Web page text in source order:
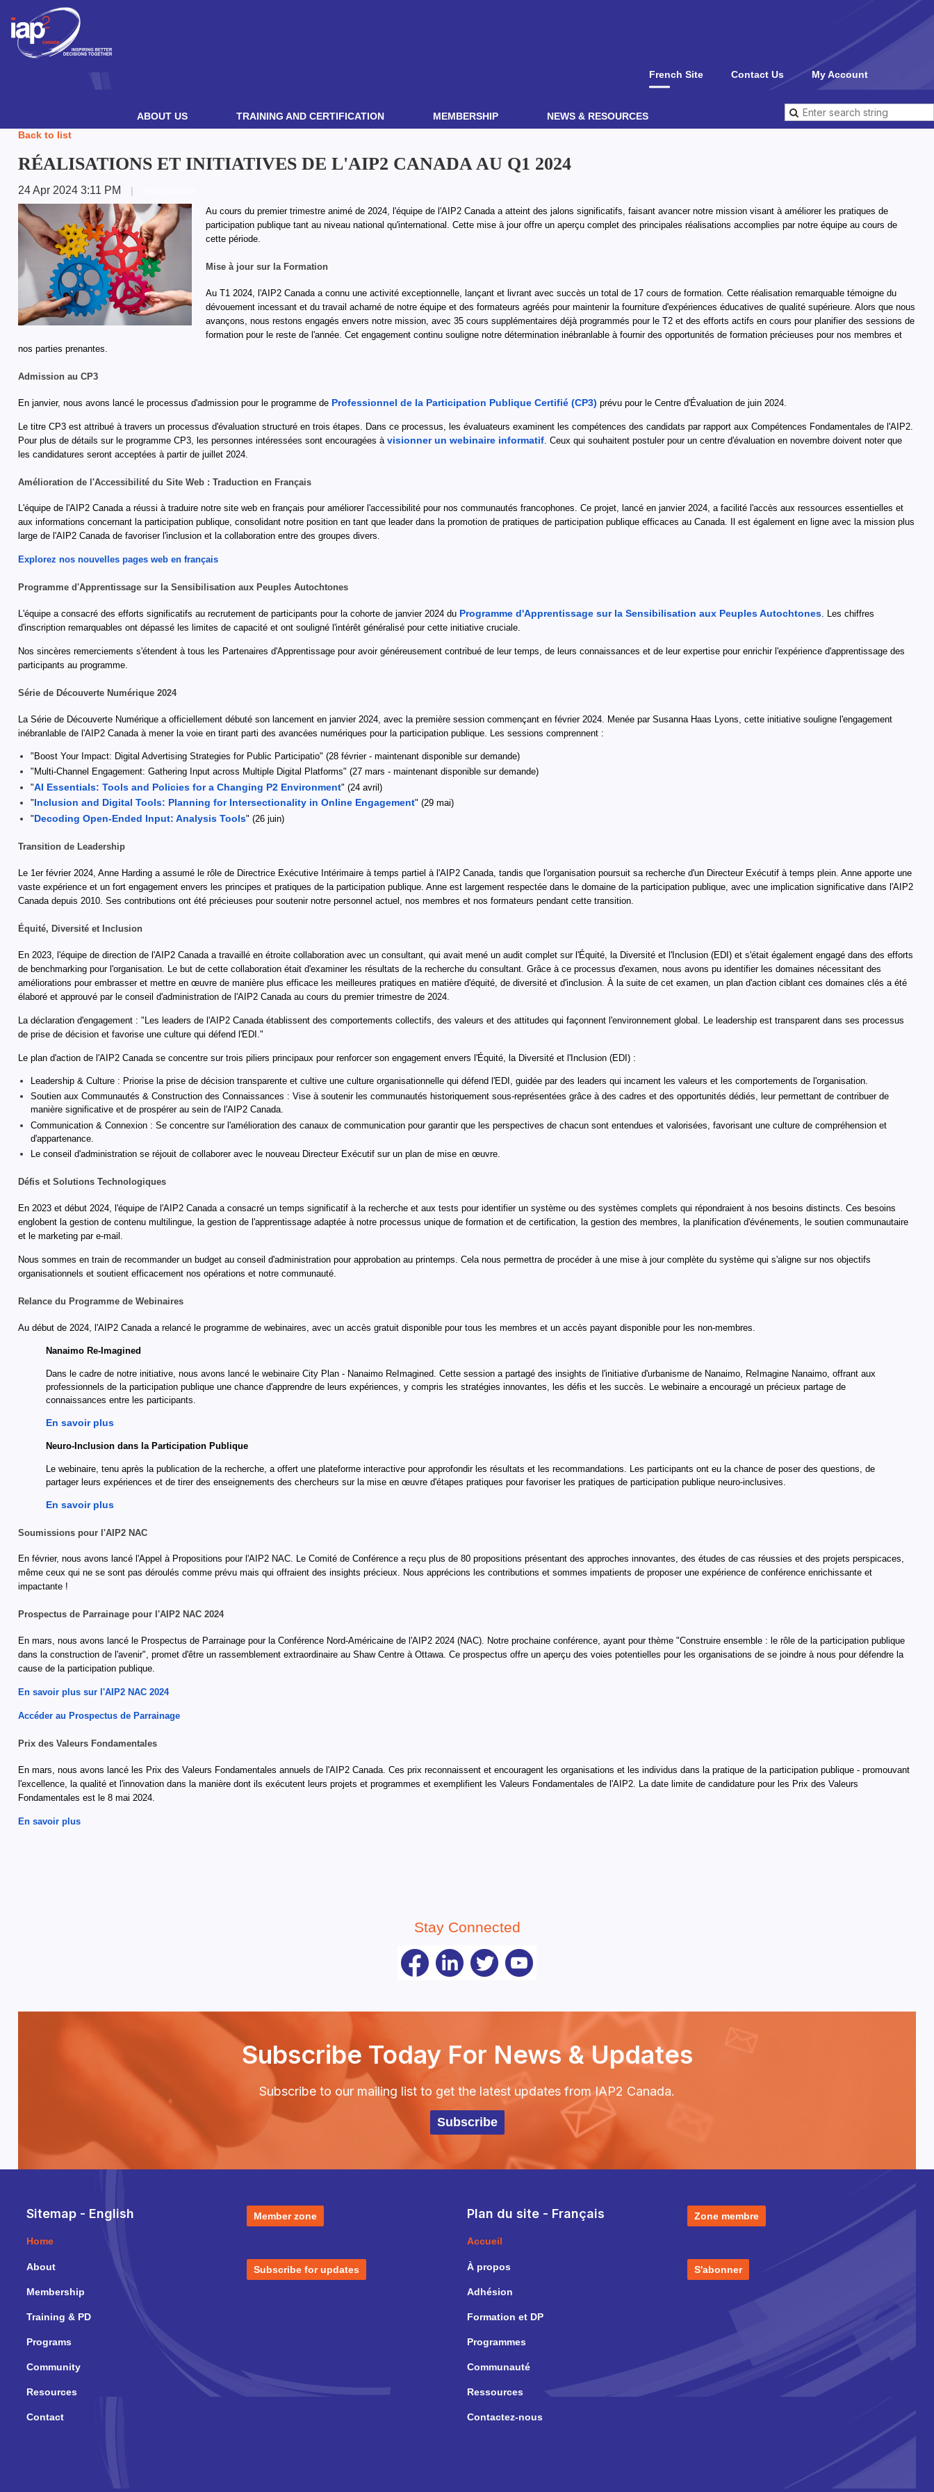
French Site Contact Us My Account
ABOUT US TRAINING AND CERTIFICATION MEMBERSHIP
NEWS & RESOURCES
Back to list
RÉALISATIONS ET INITIATIVES DE L'AIP2 CANADA AU Q1 2024
24 Apr 2024 3:11 PM |
Au cours du premier trimestre animé de 2024, l'équipe de l'AIP2 Canada a atteint des jalons significatifs, faisant avancer notre mission visant à améliorer les pratiques de
participation publique tant au niveau national qu'international. Cette mise à jour offre un aperçu complet des principales réalisations accomplies par notre équipe au cours de
cette période.
Mise à jour sur la Formation
Au T1 2024, l'AIP2 Canada a connu une activité exceptionnelle, lançant et livrant avec succès un total de 17 cours de formation. Cette réalisation remarquable témoigne du
dévouement incessant et du travail acharné de notre équipe et des formateurs agréés pour maintenir la fourniture d'expériences éducatives de qualité supérieure. Alors que nous
avançons, nous restons engagés envers notre mission, avec 35 cours supplémentaires déjà programmés pour le T2 et des efforts actifs en cours pour planifier des sessions de
formation pour le reste de l'année. Cet engagement continu souligne notre détermination inébranlable à fournir des opportunités de formation précieuses pour nos membres et
nos parties prenantes.
Admission au CP3
En janvier, nous avons lancé le processus d'admission pour le programme de Professionnel de la Participation Publique Certifié (CP3) prévu pour le Centre d'Évaluation de juin 2024.
Le titre CP3 est attribué à travers un processus d'évaluation structuré en trois étapes. Dans ce processus, les évaluateurs examinent les compétences des candidats par rapport aux Compétences Fondamentales de l'AIP2.
Pour plus de détails sur le programme CP3, les personnes intéressées sont encouragées à visionner un webinaire informatif . Ceux qui souhaitent postuler pour un centre d'évaluation en novembre doivent noter que
les candidatures seront acceptées à partir de juillet 2024.
Amélioration de l'Accessibilité du Site Web : Traduction en Français
L'équipe de l'AIP2 Canada a réussi à traduire notre site web en français pour améliorer l'accessibilité pour nos communautés francophones. Ce projet, lancé en janvier 2024, a facilité l'accès aux ressources essentielles et
aux informations concernant la participation publique, consolidant notre position en tant que leader dans la promotion de pratiques de participation publique efficaces au Canada. Il est également en ligne avec la mission plus
large de l'AIP2 Canada de favoriser l'inclusion et la collaboration entre des groupes divers.
Explorez nos nouvelles pages web en français
Programme d'Apprentissage sur la Sensibilisation aux Peuples Autochtones
L'équipe a consacré des efforts significatifs au recrutement de participants pour la cohorte de janvier 2024 du Programme d'Apprentissage sur la Sensibilisation aux Peuples Autochtones. Les chiffres
d'inscription remarquables ont dépassé les limites de capacité et ont souligné l'intérêt généralisé pour cette initiative cruciale.
Nos sincères remerciements s'étendent à tous les Partenaires d'Apprentissage pour avoir généreusement contribué de leur temps, de leurs connaissances et de leur expertise pour enrichir l'expérience d'apprentissage des
participants au programme.
Série de Découverte Numérique 2024
La Série de Découverte Numérique a officiellement débuté son lancement en janvier 2024, avec la première session commençant en février 2024. Menée par Susanna Haas Lyons, cette initiative souligne l'engagement
inébranlable de l'AIP2 Canada à mener la voie en tirant parti des avancées numériques pour la participation publique. Les sessions comprennent :
"Boost Your Impact: Digital Advertising Strategies for Public Participatio" (28 février - maintenant disponible sur demande)
"Multi-Channel Engagement: Gathering Input across Multiple Digital Platforms" (27 mars - maintenant disponible sur demande)
"AI Essentials: Tools and Policies for a Changing P2 Environment" (24 avril)
"Inclusion and Digital Tools: Planning for Intersectionality in Online Engagement" (29 mai)
"Decoding Open-Ended Input: Analysis Tools" (26 juin)
Transition de Leadership
Le 1er février 2024, Anne Harding a assumé le rôle de Directrice Exécutive Intérimaire à temps partiel à l'AIP2 Canada, tandis que l'organisation poursuit sa recherche d'un Directeur Exécutif à temps plein. Anne apporte une
vaste expérience et un fort engagement envers les principes et pratiques de la participation publique. Anne est largement respectée dans le domaine de la participation publique, avec une implication significative dans l'AIP2
Canada depuis 2010. Ses contributions ont été précieuses pour soutenir notre personnel actuel, nos membres et nos formateurs pendant cette transition.
Équité, Diversité et Inclusion
En 2023, l'équipe de direction de l'AIP2 Canada a travaillé en étroite collaboration avec un consultant, qui avait mené un audit complet sur l'Équité, la Diversité et l'Inclusion (EDI) et s'était également engagé dans des efforts
de benchmarking pour l'organisation. Le but de cette collaboration était d'examiner les résultats de la recherche du consultant. Grâce à ce processus d'examen, nous avons pu identifier les domaines nécessitant des
améliorations pour embrasser et mettre en œuvre de manière plus efficace les meilleures pratiques en matière d'équité, de diversité et d'inclusion. À la suite de cet examen, un plan d'action ciblant ces domaines clés a été
élaboré et approuvé par le conseil d'administration de l'AIP2 Canada au cours du premier trimestre de 2024.
La déclaration d'engagement : "Les leaders de l'AIP2 Canada établissent des comportements collectifs, des valeurs et des attitudes qui façonnent l'environnement global. Le leadership est transparent dans ses processus
de prise de décision et favorise une culture qui défend l'EDI."
Le plan d'action de l'AIP2 Canada se concentre sur trois piliers principaux pour renforcer son engagement envers l'Équité, la Diversité et l'Inclusion (EDI) :
Leadership & Culture : Priorise la prise de décision transparente et cultive une culture organisationnelle qui défend l'EDI, guidée par des leaders qui incarnent les valeurs et les comportements de l'organisation.
Soutien aux Communautés & Construction des Connaissances : Vise à soutenir les communautés historiquement sous-représentées grâce à des cadres et des opportunités dédiés, leur permettant de contribuer de
manière significative et de prospérer au sein de l'AIP2 Canada.
Communication & Connexion : Se concentre sur l'amélioration des canaux de communication pour garantir que les perspectives de chacun sont entendues et valorisées, favorisant une culture de compréhension et
d'appartenance.
Le conseil d'administration se réjouit de collaborer avec le nouveau Directeur Exécutif sur un plan de mise en œuvre.
Défis et Solutions Technologiques
En 2023 et début 2024, l'équipe de l'AIP2 Canada a consacré un temps significatif à la recherche et aux tests pour identifier un système ou des systèmes complets qui répondraient à nos besoins distincts. Ces besoins
englobent la gestion de contenu multilingue, la gestion de l'apprentissage adaptée à notre processus unique de formation et de certification, la gestion des membres, la planification d'événements, le soutien communautaire
et le marketing par e-mail.
Nous sommes en train de recommander un budget au conseil d'administration pour approbation au printemps. Cela nous permettra de procéder à une mise à jour complète du système qui s'aligne sur nos objectifs
organisationnels et soutient efficacement nos opérations et notre communauté.
Relance du Programme de Webinaires
Au début de 2024, l'AIP2 Canada a relancé le programme de webinaires, avec un accès gratuit disponible pour tous les membres et un accès payant disponible pour les non-membres.
Nanaimo Re-Imagined
Dans le cadre de notre initiative, nous avons lancé le webinaire City Plan - Nanaimo ReImagined. Cette session a partagé des insights de l'initiative d'urbanisme de Nanaimo, ReImagine Nanaimo, offrant aux
professionnels de la participation publique une chance d'apprendre de leurs expériences, y compris les stratégies innovantes, les défis et les succès. Le webinaire a encouragé un précieux partage de
connaissances entre les participants.
En savoir plus
Neuro-Inclusion dans la Participation Publique
Le webinaire, tenu après la publication de la recherche, a offert une plateforme interactive pour approfondir les résultats et les recommandations. Les participants ont eu la chance de poser des questions, de
partager leurs expériences et de tirer des enseignements des chercheurs sur la mise en œuvre d'étapes pratiques pour favoriser les pratiques de participation publique neuro-inclusives.
En savoir plus
Soumissions pour l'AIP2 NAC
En février, nous avons lancé l'Appel à Propositions pour l'AIP2 NAC. Le Comité de Conférence a reçu plus de 80 propositions présentant des approches innovantes, des études de cas réussies et des projets perspicaces,
même ceux qui ne se sont pas déroulés comme prévu mais qui offraient des insights précieux. Nous apprécions les contributions et sommes impatients de proposer une expérience de conférence enrichissante et
impactante !
Prospectus de Parrainage pour l'AIP2 NAC 2024
En mars, nous avons lancé le Prospectus de Parrainage pour la Conférence Nord-Américaine de l'AIP2 2024 (NAC). Notre prochaine conférence, ayant pour thème "Construire ensemble : le rôle de la participation publique
dans la construction de l'avenir", promet d'être un rassemblement extraordinaire au Shaw Centre à Ottawa. Ce prospectus offre un aperçu des voies potentielles pour les organisations de se joindre à nous pour défendre la
cause de la participation publique.
En savoir plus sur l'AIP2 NAC 2024
Accéder au Prospectus de Parrainage
Prix des Valeurs Fondamentales
En mars, nous avons lancé les Prix des Valeurs Fondamentales annuels de l'AIP2 Canada. Ces prix reconnaissent et encouragent les organisations et les individus dans la pratique de la participation publique - promouvant
l'excellence, la qualité et l'innovation dans la manière dont ils exécutent leurs projets et programmes et exemplifient les Valeurs Fondamentales de l'AIP2. La date limite de candidature pour les Prix des Valeurs
Fondamentales est le 8 mai 2024.
En savoir plus
Stay Connected
Subscribe Today For News & Updates
Subscribe to our mailing list to get the latest updates from IAP2 Canada.
Subscribe
Sitemap - English
Home
About
Membership
Training & PD
Programs
Community
Resources
Contact
Member zone
Subscribe for updates
Plan du site - Français
Accueil
À propos
Adhésion
Formation et DP
Programmes
Communauté
Ressources
Contactez-nous
Zone membre
S'abonner